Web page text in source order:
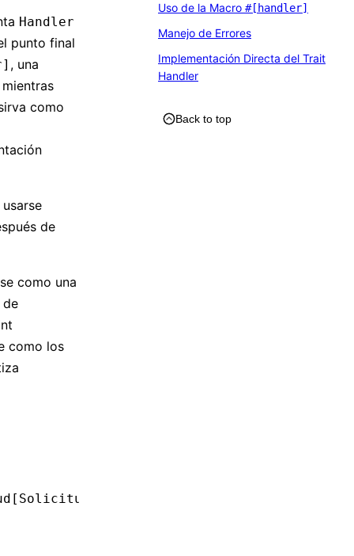
Handler
punto final
, una
como
de
como una
de
como los
HTTP]
Uso de la Macro #[handler]
Manejo de Errores
Implementación Directa del Trait
Handler
Back to top